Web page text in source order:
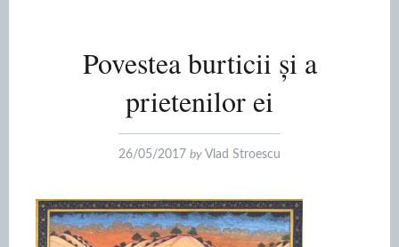
Povestea burticii și a
prietenilor ei
26/05/2017 by Vlad Stroescu